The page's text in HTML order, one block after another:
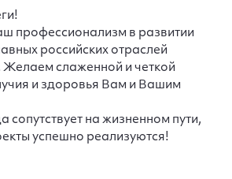
профессионализм в развитии
российских отраслей
слаженной и четкой
и здоровья Вам и Вашим
сопутствует на жизненном пути,
успешно реализуются!